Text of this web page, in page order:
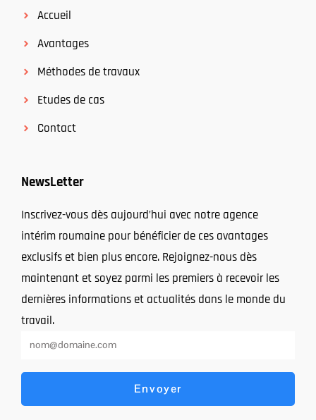
Accueil
Avantages
Méthodes de travaux
Etudes de cas
Contact
NewsLetter
Inscrivez-vous dès aujourd’hui avec notre agence
intérim roumaine pour bénéficier de ces avantages
exclusifs et bien plus encore. Rejoignez-nous dès
maintenant et soyez parmi les premiers à recevoir les
dernières informations et actualités dans le monde du
travail.
Envoyer